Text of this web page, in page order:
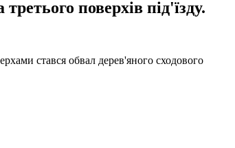
поверхів під'їзду.
стався обвал дерев'яного сходового